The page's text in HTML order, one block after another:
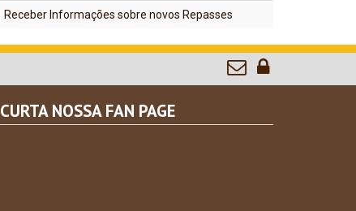
Receber Informações sobre novos Repasses
CURTA NOSSA FAN PAGE